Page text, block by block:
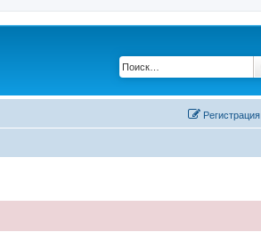
Регистрация